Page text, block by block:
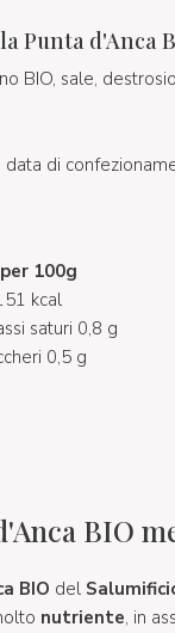
Punta d'Anca
BIO, sale,
di
100g
kcal
saturi 0,8 g
0,5 g
BIO
BIO del
nutriente, in